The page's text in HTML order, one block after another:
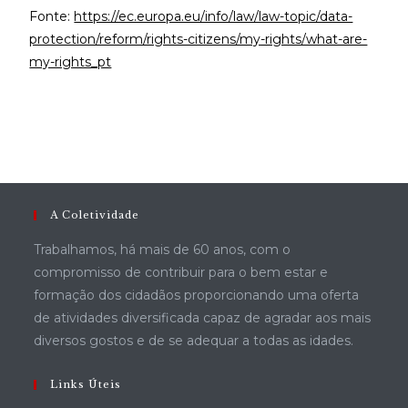
Fonte:https://ec.europa.eu/info/law/law-topic/data-
protection/reform/rights-citizens/my-rights/what-are-
my-rights_pt
A Coletividade
Trabalhamos, há mais de 60 anos, com o
compromisso de contribuir para o bem estar e
formação dos cidadãos proporcionando uma oferta
de atividades diversificada capaz de agradar aos mais
diversos gostos e de se adequar a todas as idades.
Links Úteis